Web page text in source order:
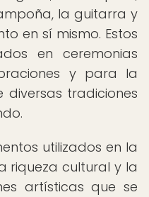
la guitarra y
en sí mismo. Estos
en ceremonias
y para la
tradiciones
utilizados en la
riqueza cultural y la
artísticas que se